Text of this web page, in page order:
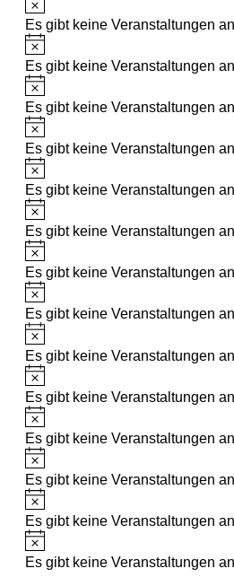
Es gibt keine Veranstaltungen
Es gibt keine Veranstaltungen
Es gibt keine Veranstaltungen
Es gibt keine Veranstaltungen
Es gibt keine Veranstaltungen
Es gibt keine Veranstaltungen
Es gibt keine Veranstaltungen
Es gibt keine Veranstaltungen
Es gibt keine Veranstaltungen
Es gibt keine Veranstaltungen
Es gibt keine Veranstaltungen
Es gibt keine Veranstaltungen
Es gibt keine Veranstaltungen
Es gibt keine Veranstaltungen